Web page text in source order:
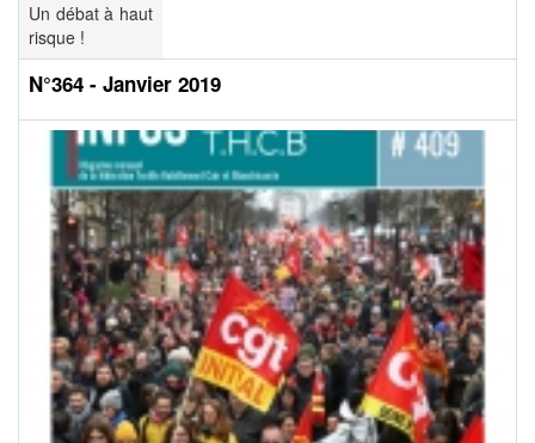
Un débat à haut
risque !
N°364 - Janvier 2019